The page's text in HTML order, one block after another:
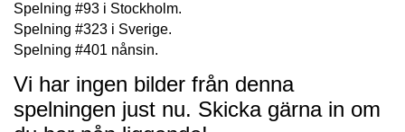
Spelning #93 i Stockholm.
Spelning #323 i Sverige.
Spelning #401 nånsin.
Vi har ingen bilder från denna
spelningen just nu. Skicka gärna in om